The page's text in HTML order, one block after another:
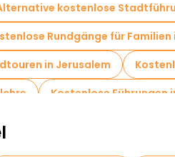
kostenlose
Rundgänge für Familien
in Jerusalem
Kostenlose Führungen